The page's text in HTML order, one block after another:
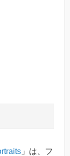
」は、フ